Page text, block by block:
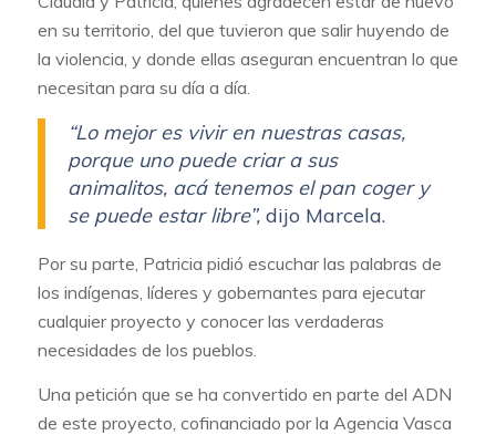
en su territorio, del que tuvieron que salir huyendo de
la violencia, y donde ellas aseguran encuentran lo que
necesitan para su día a día.
“Lo mejor es vivir en nuestras casas,
porque uno puede criar a sus
animalitos, acá tenemos el pan coger y
se puede estar libre”,dijo Marcela.
Por su parte, Patricia pidió escuchar las palabras de
los indígenas, líderes y gobernantes para ejecutar
cualquier proyecto y conocer las verdaderas
necesidades de los pueblos.
Una petición que se ha convertido en parte del ADN
de este proyecto, cofinanciado por la Agencia Vasca